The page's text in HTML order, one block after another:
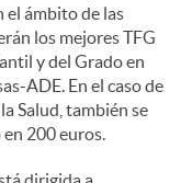
el ámbito de las
los mejores TFG
y del Grado en
ADE. En el caso de
Salud, también se
200 euros.